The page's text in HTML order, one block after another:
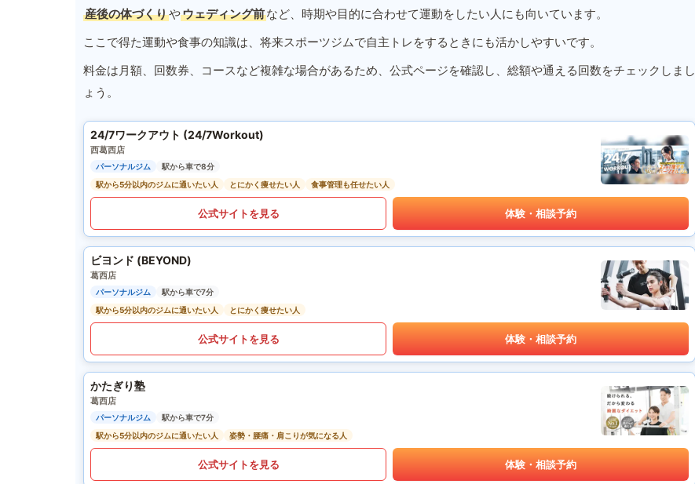
産後の体づくりやウェディング前など、時期や目的に合わせて運動をしたい人にも向いています。
ここで得た運動や食事の知識は、将来スポーツジムで自主トレをするときにも活かしやすいです。
料金は月額、回数券、コースなど複雑な場合があるため、公式ページを確認し、総額や通える回数をチェックしまし
ょう。
24/7ワークアウト (24/7Workout)
西葛西店
パーソナルジム
駅から車で8分
駅から5分以内のジムに通いたい人
とにかく痩せたい人 食事管理も任せたい人
公式サイトを見る 体験・相談予約
ビヨンド (BEYOND)
葛西店
パーソナルジム
駅から車で7分
駅から5分以内のジムに通いたい人
とにかく痩せたい人
公式サイトを見る 体験・相談予約
かたぎり塾
葛西店
パーソナルジム
駅から車で7分
駅から5分以内のジムに通いたい人
姿勢・腰痛・肩こりが気になる人
公式サイトを見る 体験・相談予約